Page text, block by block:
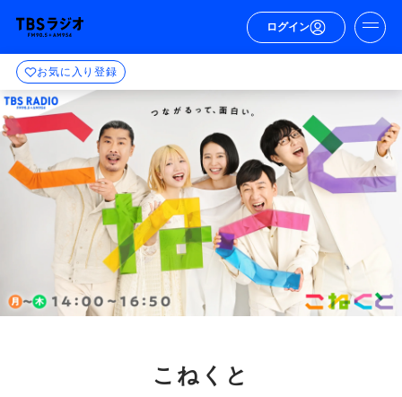
ログイン
お気に入り登録
こねくと